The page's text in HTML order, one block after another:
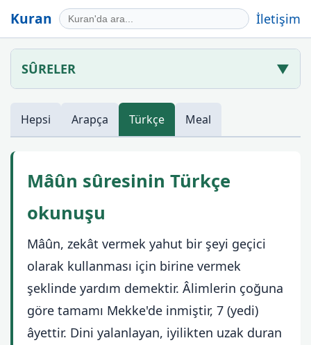
Kuran İletişim
SÛRELER ▼
Hepsi Arapça Türkçe Meal
Mâûn sûresinin Türkçe
okunuşu
Mâûn, zekât vermek yahut bir şeyi geçici
olarak kullanması için birine vermek
şeklinde yardım demektir. Âlimlerin çoğuna
göre tamamı Mekke'de inmiştir, 7 (yedi)
âyettir. Dini yalanlayan, iyilikten uzak duran